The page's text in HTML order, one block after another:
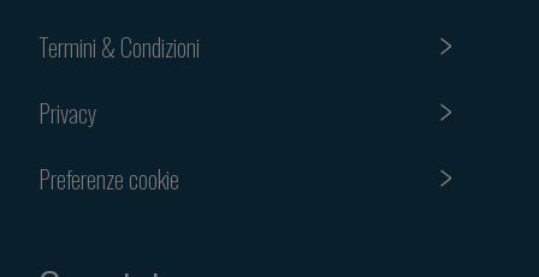
Termini & Condizioni
Privacy
Preferenze cookie